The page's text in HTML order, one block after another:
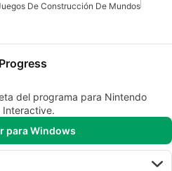
De Construcción De Mundos
del programa para Nintendo
Interactive.
para Windows